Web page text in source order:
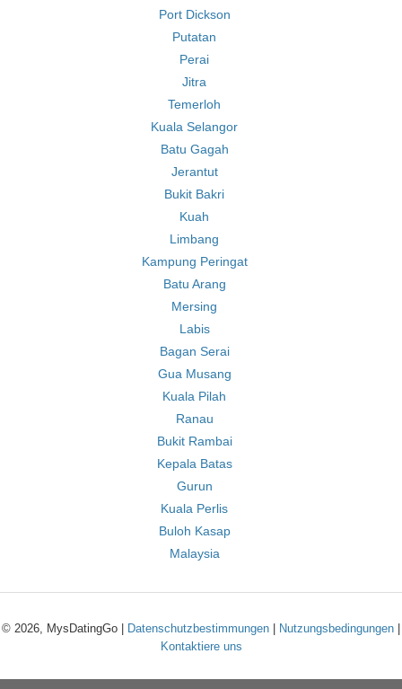
Port Dickson
Putatan
Perai
Jitra
Temerloh
Kuala Selangor
Batu Gagah
Jerantut
Bukit Bakri
Kuah
Limbang
Kampung Peringat
Batu Arang
Mersing
Labis
Bagan Serai
Gua Musang
Kuala Pilah
Ranau
Bukit Rambai
Kepala Batas
Gurun
Kuala Perlis
Buloh Kasap
Malaysia
© 2026, MysDatingGo | Datenschutzbestimmungen Nutzungsbedingungen
Kontaktiere uns